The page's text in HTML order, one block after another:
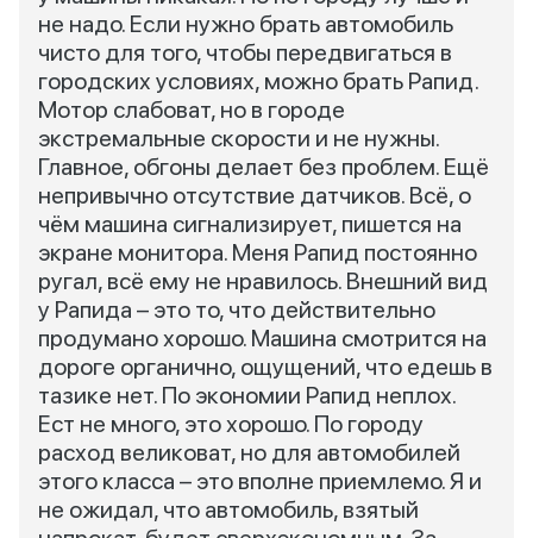
не надо. Если нужно брать автомобиль
чисто для того, чтобы передвигаться в
городских условиях, можно брать Рапид.
Мотор слабоват, но в городе
экстремальные скорости и не нужны.
Главное, обгоны делает без проблем. Ещё
непривычно отсутствие датчиков. Всё, о
чём машина сигнализирует, пишется на
экране монитора. Меня Рапид постоянно
ругал, всё ему не нравилось. Внешний вид
у Рапида – это то, что действительно
продумано хорошо. Машина смотрится на
дороге органично, ощущений, что едешь в
тазике нет. По экономии Рапид неплох.
Ест не много, это хорошо. По городу
расход великоват, но для автомобилей
этого класса – это вполне приемлемо. Я и
не ожидал, что автомобиль, взятый